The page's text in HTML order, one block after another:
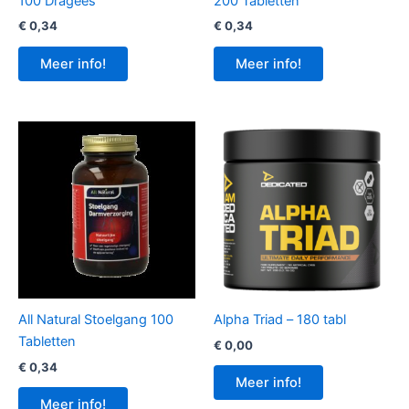
€ 0,34
Meer info!
€ 0,34
Meer info!
All Natural Stoelgang 100
Tabletten
€ 0,34
Meer info!
Alpha Triad – 180 tabl
€ 0,00
Meer info!